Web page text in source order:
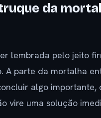
da
lembrada pelo jeito
A parte da mortalha
algo
vire uma solução